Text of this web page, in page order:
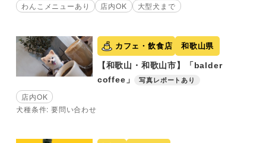
わんこメニューあり 店内OK 大型犬まで
カフェ・飲食店 和歌山県
【和歌山・和歌山市】「balder
coffee」
写真レポートあり
店内OK
犬種条件: 要問い合わせ